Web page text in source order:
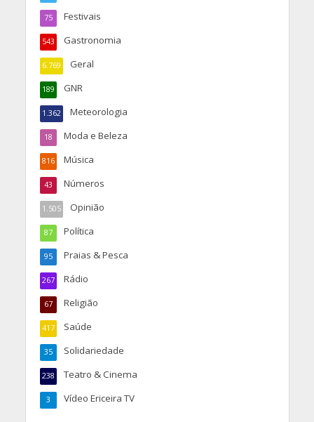
Festivais
75
Gastronomia
543
Geral
6.769
GNR
189
Meteorologia
1.362
Moda e Beleza
18
Música
816
Números
43
Opinião
1.505
Política
87
Praias & Pesca
95
Rádio
267
Religião
67
Saúde
417
Solidariedade
35
Teatro & Cinema
238
Vídeo Ericeira TV
3